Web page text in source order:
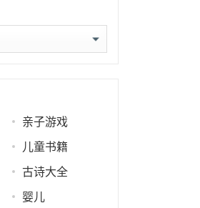
亲子游戏
儿童书籍
古诗大全
婴儿